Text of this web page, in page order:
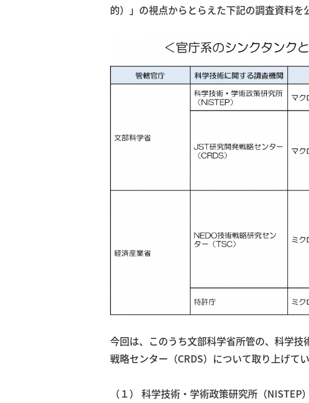
的）」の視点からとらえた下記の調査資料を
今回は、このうち文部科学省所管の、科学
戦略センター（CRDS）について取り上げてい
（１） 科学技術・学術政策研究所（NISTEP